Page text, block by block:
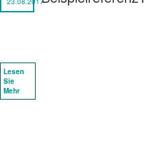
Lesen
Sie
Mehr